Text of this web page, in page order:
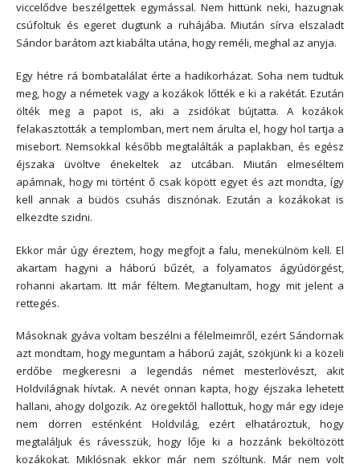
viccelődve beszélgettek egymással. Nem hittünk neki, hazugnak
csúfoltuk és egeret dugtunk a ruhájába. Miután sírva elszaladt
Sándor barátom azt kiabálta utána, hogy reméli, meghal az anyja.
Egy hétre rá bombatalálat érte a hadikorházat. Soha nem tudtuk
meg, hogy a németek vagy a kozákok lőtték e ki a rakétát. Ezután
ölték meg a papot is, aki a zsidókat bújtatta. A kozákok
felakasztották a templomban, mert nem árulta el, hogy hol tartja a
misebort. Nemsokkal később megtalálták a paplakban, és egész
éjszaka üvöltve énekeltek az utcában. Miután elmeséltem
apámnak, hogy mi történt ő csak köpött egyet és azt mondta, így
kell annak a büdös csuhás disznónak. Ezután a kozákokat is
elkezdte szidni.
Ekkor már úgy éreztem, hogy megfojt a falu, menekülnöm kell. El
akartam hagyni a háború bűzét, a folyamatos ágyúdörgést,
rohanni akartam. Itt már féltem. Megtanultam, hogy mit jelent a
rettegés.
Másoknak gyáva voltam beszélni a félelmeimről, ezért Sándornak
azt mondtam, hogy meguntam a háború zaját, szökjünk ki a közeli
erdőbe megkeresni a legendás német mesterlövészt, akit
Holdvilágnak hívtak. A nevét onnan kapta, hogy éjszaka lehetett
hallani, ahogy dolgozik. Az öregektől hallottuk, hogy már egy ideje
nem dörren esténként Holdvilág, ezért elhatároztuk, hogy
megtaláljuk és rávesszük, hogy lője ki a hozzánk beköltözött
kozákokat. Miklósnak ekkor már nem szóltunk. Már nem volt